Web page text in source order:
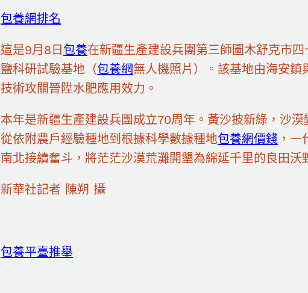
包養網排名
這是9月8日 包養在新疆生產建設兵團第三師圖木舒克市
鹽科研試驗基地（包養網無人機照片）。該基地由海安
技術攻關晉陞水肥應用效力。
本年是新疆生產建設兵團成立70周年。黃沙披新綠，沙漠
從依附農戶經驗種地到根據科學數據種地包養網價錢 ，
南北接續奮斗，將茫茫沙漠荒灘開墾為綿延千里的良田沃
新華社記者 陳朔 攝
包養平臺推舉